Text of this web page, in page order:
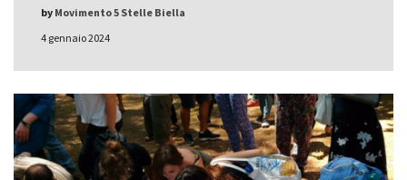
4 gennaio 2024
by Movimento 5 Stelle Biella